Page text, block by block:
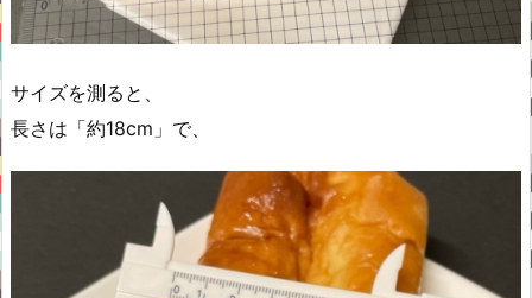
サイズを測ると、
長さは「約18cm」で、